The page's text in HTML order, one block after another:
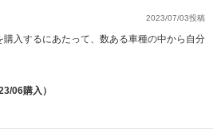
2023/07/03投稿
入するにあたって、数ある車種の中から自分
06購入）